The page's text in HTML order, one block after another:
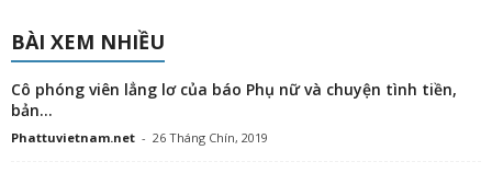
BÀI XEM NHIỀU
Cô phóng viên lẳng lơ của báo Phụ nữ và chuyện tình tiền,
bản...
Phattuvietnam.net - 26 Tháng Chín, 2019